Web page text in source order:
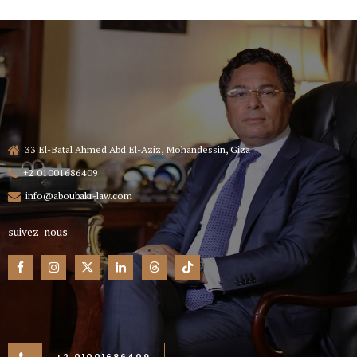
33 El-Batal Ahmed Abd El-Aziz, Mohandessin, Giza
+2 01001686409
info@aboubakr-law.com
suivez-nous